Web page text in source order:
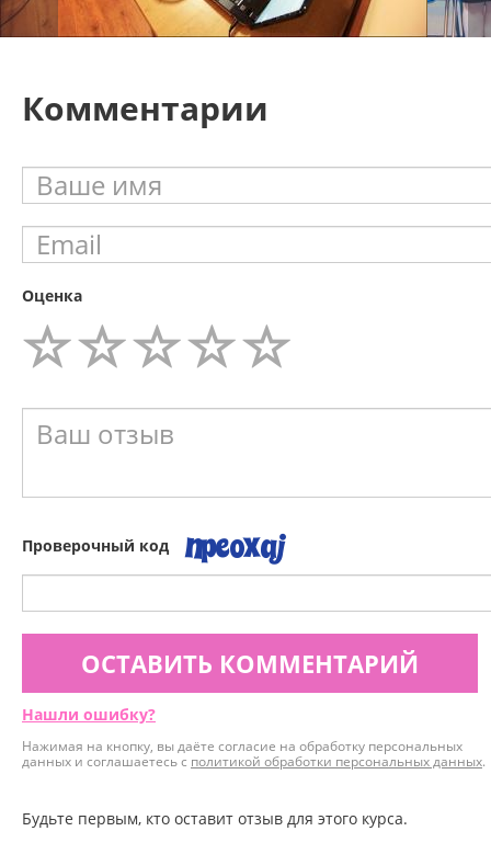
Комментарии
Оценка
Проверочный код
ОСТАВИТЬ КОММЕНТАРИЙ
Нашли ошибку?
Нажимая на кнопку, вы даёте согласие на обработку персональных
данных и соглашаетесь с политикой обработки персональных данных.
Будьте первым, кто оставит отзыв для этого курса.